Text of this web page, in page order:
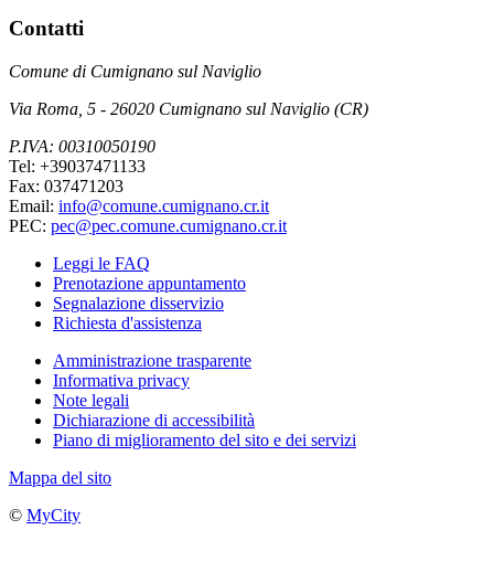
Contatti
Comune di Cumignano sul Naviglio
Via Roma, 5 - 26020 Cumignano sul Naviglio (CR)
P.IVA: 00310050190
Tel: +39037471133
Fax: 037471203
Email: info@comune.cumignano.cr.it
PEC: pec@pec.comune.cumignano.cr.it
Leggi le FAQ
Prenotazione appuntamento
Segnalazione disservizio
Richiesta d'assistenza
Amministrazione trasparente
Informativa privacy
Note legali
Dichiarazione di accessibilità
Piano di miglioramento del sito e dei servizi
Mappa del sito
© MyCity